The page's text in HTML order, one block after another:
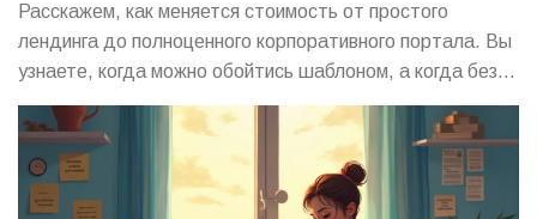
Расскажем, как меняется стоимость от простого
лендинга до полноценного корпоративного портала. Вы
узнаете, когда можно обойтись шаблоном, а когда без
разработки с нуля не обойтись. Поделимся советами, на
чем можно сэкономить и на что лучше не жалеть денег.
Всё максимально прозрачно и по делу, чтобы не было
сюрпризов при оплате услуг.